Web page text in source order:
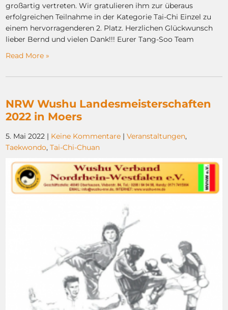
großartig vertreten. Wir gratulieren ihm zur überaus
erfolgreichen Teilnahme in der Kategorie Tai-Chi Einzel zu
einem hervorragenderen 2. Platz. Herzlichen Glückwunsch
lieber Bernd und vielen Dank!!! Eurer Tang-Soo Team
Read More »
NRW Wushu Landesmeisterschaften
2022 in Moers
5. Mai 2022 | Keine Kommentare |Veranstaltungen,
Taekwondo,Tai-Chi-Chuan